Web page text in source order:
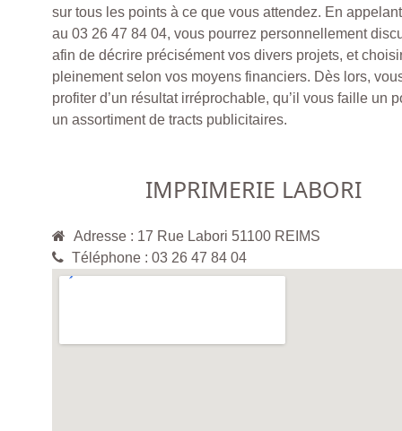
sur tous les points à ce que vous attendez. En
au 03 26 47 84 04, vous pourrez personnellement
afin de décrire précisément vos divers projets, et
pleinement selon vos moyens financiers. Dès lors,
profiter d’un résultat irréprochable, qu’il vous faille un
un assortiment de tracts publicitaires.
IMPRIMERIE LABORI
Adresse : 17 Rue Labori 51100 REIMS
Téléphone : 03 26 47 84 04